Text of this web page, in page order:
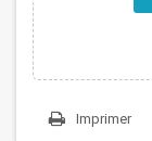
Imprimer